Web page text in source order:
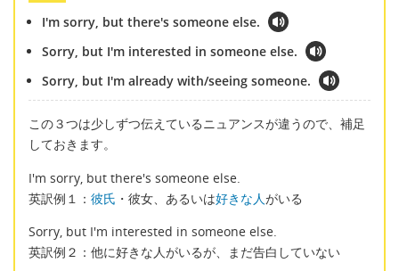
I'm sorry, but there's someone else.
Sorry, but I'm interested in someone else.
Sorry, but I'm already with/seeing someone.
この３つは少しずつ伝えているニュアンスが違うので、補足
しておきます。
I'm sorry, but there's someone else.
英訳例１： 彼氏 ・彼女、あるいは好きな人がいる
Sorry, but I'm interested in someone else.
英訳例２：他に好きな人がいるが、まだ告白していない